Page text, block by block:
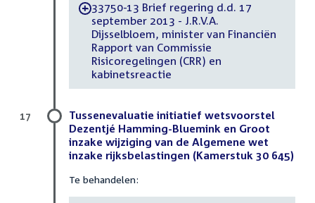
-33750-13 Brief regering d.d. 17
september 2013 - J.R.V.A.
Dijsselbloem, minister van Financiën
Rapport van Commissie
Risicoregelingen (CRR) en
kabinetsreactie
Tussenevaluatie initiatief wetsvoorstel
Dezentjé Hamming-Bluemink en Groot
inzake wijziging van de Algemene wet
inzake rijksbelastingen (Kamerstuk 30 645)
Te behandelen:
17